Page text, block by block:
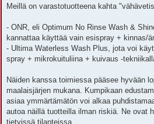
Meillä on varastotuotteena kahta
- ONR, eli Optimum No Rinse Wash &
kannattaa käyttää vain esispray + kinnas/
- Ultima Waterless Wash Plus, jota voi
spray + mikrokuituliina + kuivaus -
Näiden kanssa toimiessa pääsee hyvään
maalaisjärjen mukana. Kumpikaan
asiaa ymmärtämätön voi alkaa
autoa näillä tuotteilla ilman riskiä. Ne ovat
tietyissä tilanteissa.